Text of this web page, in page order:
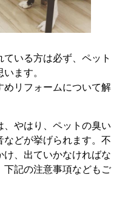
いる方は必ず、ペット
ます。
めリフォームについて解
やはり、ペットの臭い
どが挙げられます。不
、出ていかなければな
下記の注意事項などもご